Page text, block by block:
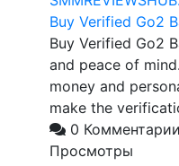
Buy Verified Go2
Buy Verified Go2
and peace of
money and
make the
0 Комментарии
Просмотры